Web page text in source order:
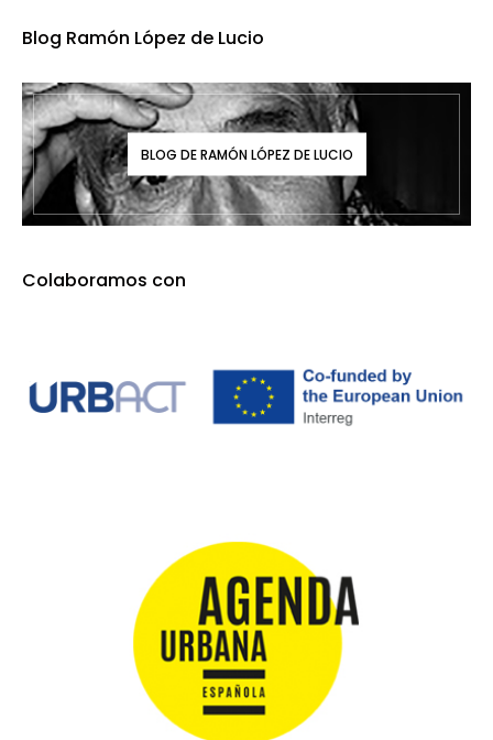
Blog Ramón López de Lucio
BLOG DE RAMÓN LÓPEZ DE LUCIO
Colaboramos con